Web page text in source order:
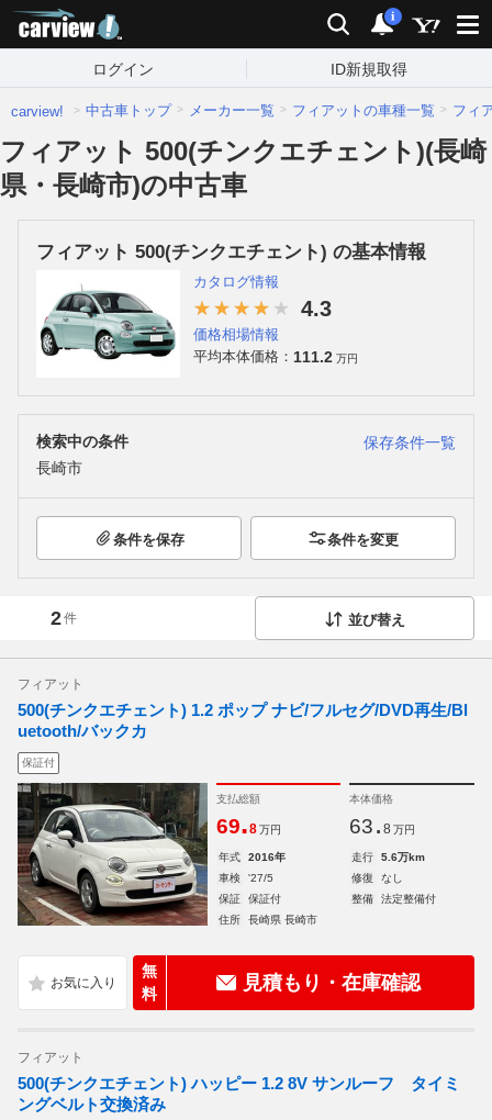
検索 通知
i
ログイン ID新規取得
carview! 中古車トップ メーカー一覧 フィアットの車種一覧 フィ
フィアット 500(チンクエチェント)(長崎
県・長崎市)の中古車
フィアット 500(チンクエチェント) の基本情報
カタログ情報
4.3
価格相場情報
平均本体価格： 111.2 万円
検索中の条件
保存条件一覧
長崎市
条件を保存 条件を変更
2件 並び替え
フィアット
500(チンクエチェント) 1.2 ポップ ナビ/フルセグ/DVD再生/Bl
uetooth/バックカ
保証付
支払総額
69.8 万円
本体価格
63. 8 万円
年式 2016年 走行
5.6万km
車検
'27/5 修復
なし
保証
保証付 整備
法定整備付
住所
長崎県 長崎市
無
料
見積もり・在庫確認
フィアット
500(チンクエチェント) ハッピー 1.2 8V サンルーフ タイミ
ングベルト交換済み